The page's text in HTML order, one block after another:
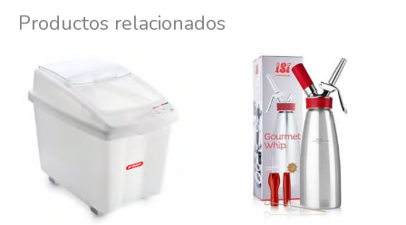
Productos relacionados